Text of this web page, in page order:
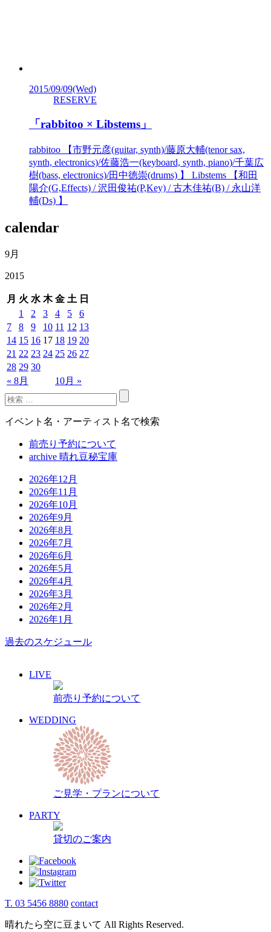
2015/09/09(Wed)
RESERVE
「rabbitoo × Libstems」
rabbitoo 【市野元彦(guitar, synth)/藤原大輔(tenor sax,
synth, electronics)/佐藤浩一(keyboard, synth, piano)/千葉広
樹(bass, electronics)/田中徳崇(drums) 】 Libstems 【和田
陽介(G,Effects) / 沢田俊祐(P,Key) / 古木佳祐(B) / 永山洋
輔(Ds) 】
calendar
9月
2015
月 火 水 木 金 土 日
« 8月 10月 »
1 2 3 4 5
6
7
8 9 10 11 12 13
14 15 16 17 18 19 20
21 22 23 24 25 26 27
28 29 30
イベント名・アーティスト名で検索
前売り予約について
archive 晴れ豆秘宝庫
2026年12月
2026年11月
2026年10月
2026年9月
2026年8月
2026年7月
2026年6月
2026年5月
2026年4月
2026年3月
2026年2月
2026年1月
過去のスケジュール
LIVE
前売り予約について
WEDDING
ご見学・プランについて
PARTY
貸切のご案内
T. 03 5456 8880 contact
晴れたら空に豆まいて All Rights Reserved.